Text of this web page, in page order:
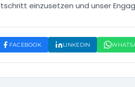
einzusetzen und unser
FACEBOOK LINKEDIN